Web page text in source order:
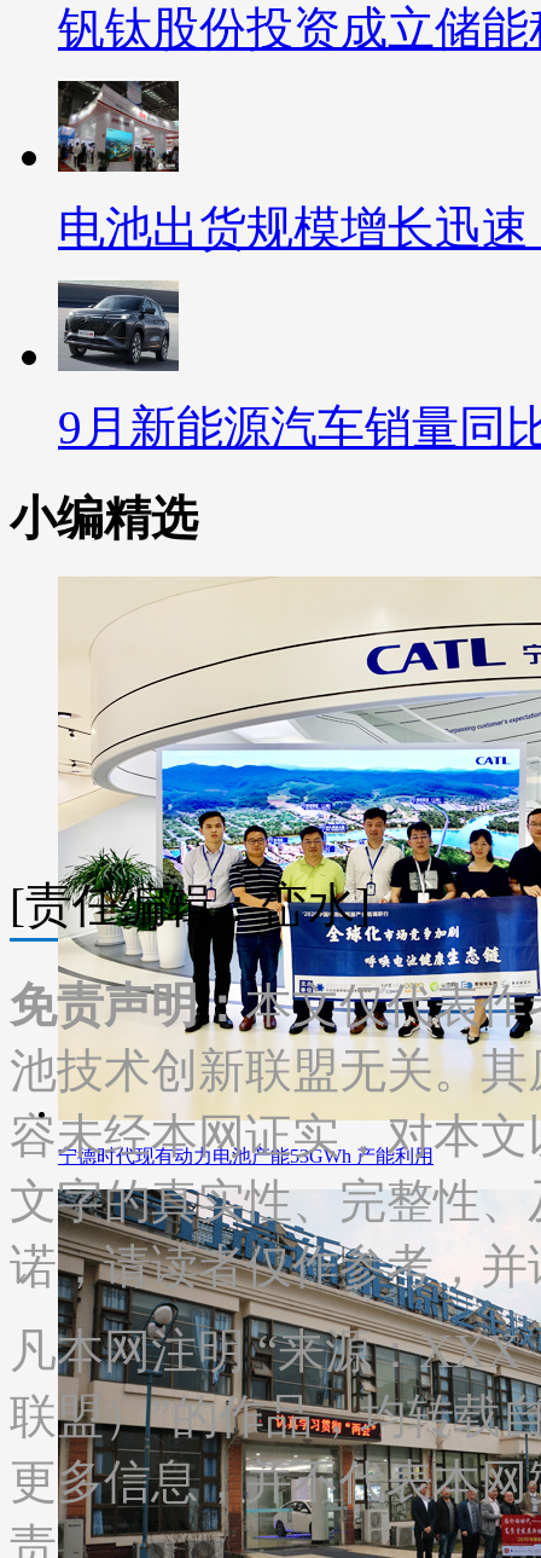
钒钛股份投资成立储
电池出货规模增长迅
9月新能源汽车销量同
小编精选
宁德时代现有动力电池产能53GWh 产能利用
[责任编辑：峦水]
免责声明：本文仅代表
池技术创新联盟无关。
容未经本网证实，对本
文字的真实性、完整性
诺，请读者仅作参考，
凡本网注明 “来源：
联盟）”的作品，均转载
更多信息，并不代表本
责。